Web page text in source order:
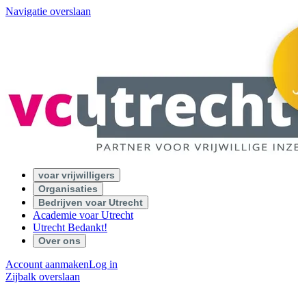
Navigatie overslaan
voar vrijwilligers
Organisaties
Bedrijven voar Utrecht
Academie voar Utrecht
Utrecht Bedankt!
Over ons
Account aanmakenLog in
Zijbalk overslaan